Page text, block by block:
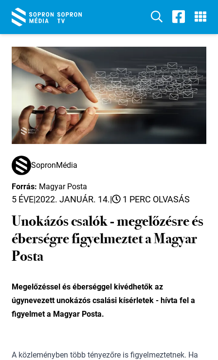
SopronMédia
Forrás: Magyar Posta
5 ÉVE|2022. JANUÁR. 14.| 1 PERC OLVASÁS
Unokázós csalók - megelőzésre és
éberségre figyelmeztet a Magyar
Posta
Megelőzéssel és éberséggel kivédhetők az
úgynevezett unokázós csalási kísérletek - hívta fel a
figyelmet a Magyar Posta.
A közleményben több tényezőre is figyelmeztetnek. Ha